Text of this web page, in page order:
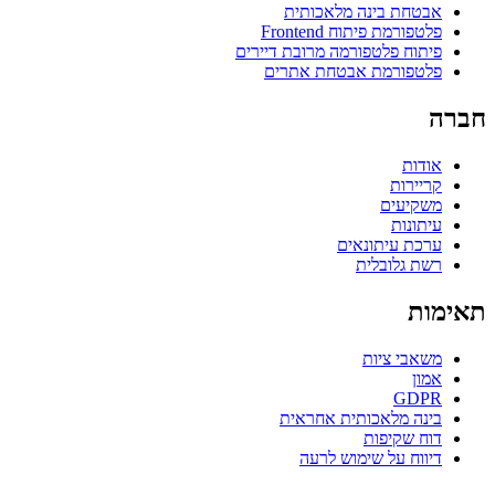
אבטחת בינה מלאכותית
פלטפורמת פיתוח Frontend
פיתוח פלטפורמה מרובת דיירים
פלטפורמת אבטחת אתרים
חברה
אודות
קריירות
משקיעים
עיתונות
ערכת עיתונאים
רשת גלובלית
תאימות
משאבי ציות
אמון
GDPR
בינה מלאכותית אחראית
דוח שקיפות
דיווח על שימוש לרעה